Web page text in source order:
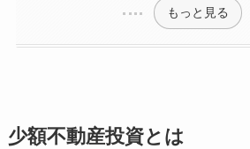
もっと見る
少額不動産投資とは